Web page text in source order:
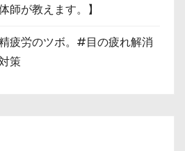
師が教えます。】
疲労のツボ。#目の疲れ解消
策